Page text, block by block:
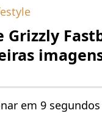
Grizzly
em 9 segundos